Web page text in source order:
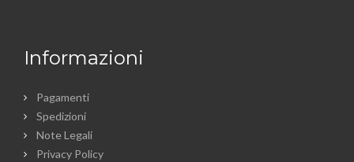
Informazioni
Pagamenti
Spedizioni
Note Legali
Privacy Policy